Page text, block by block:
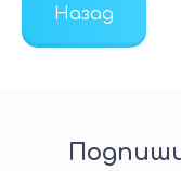
Назад